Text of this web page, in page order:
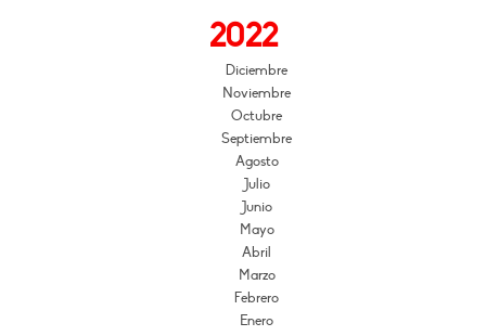
2022
Diciembre
Noviembre
Octubre
Septiembre
Agosto
Julio
Junio
Mayo
Abril
Marzo
Febrero
Enero